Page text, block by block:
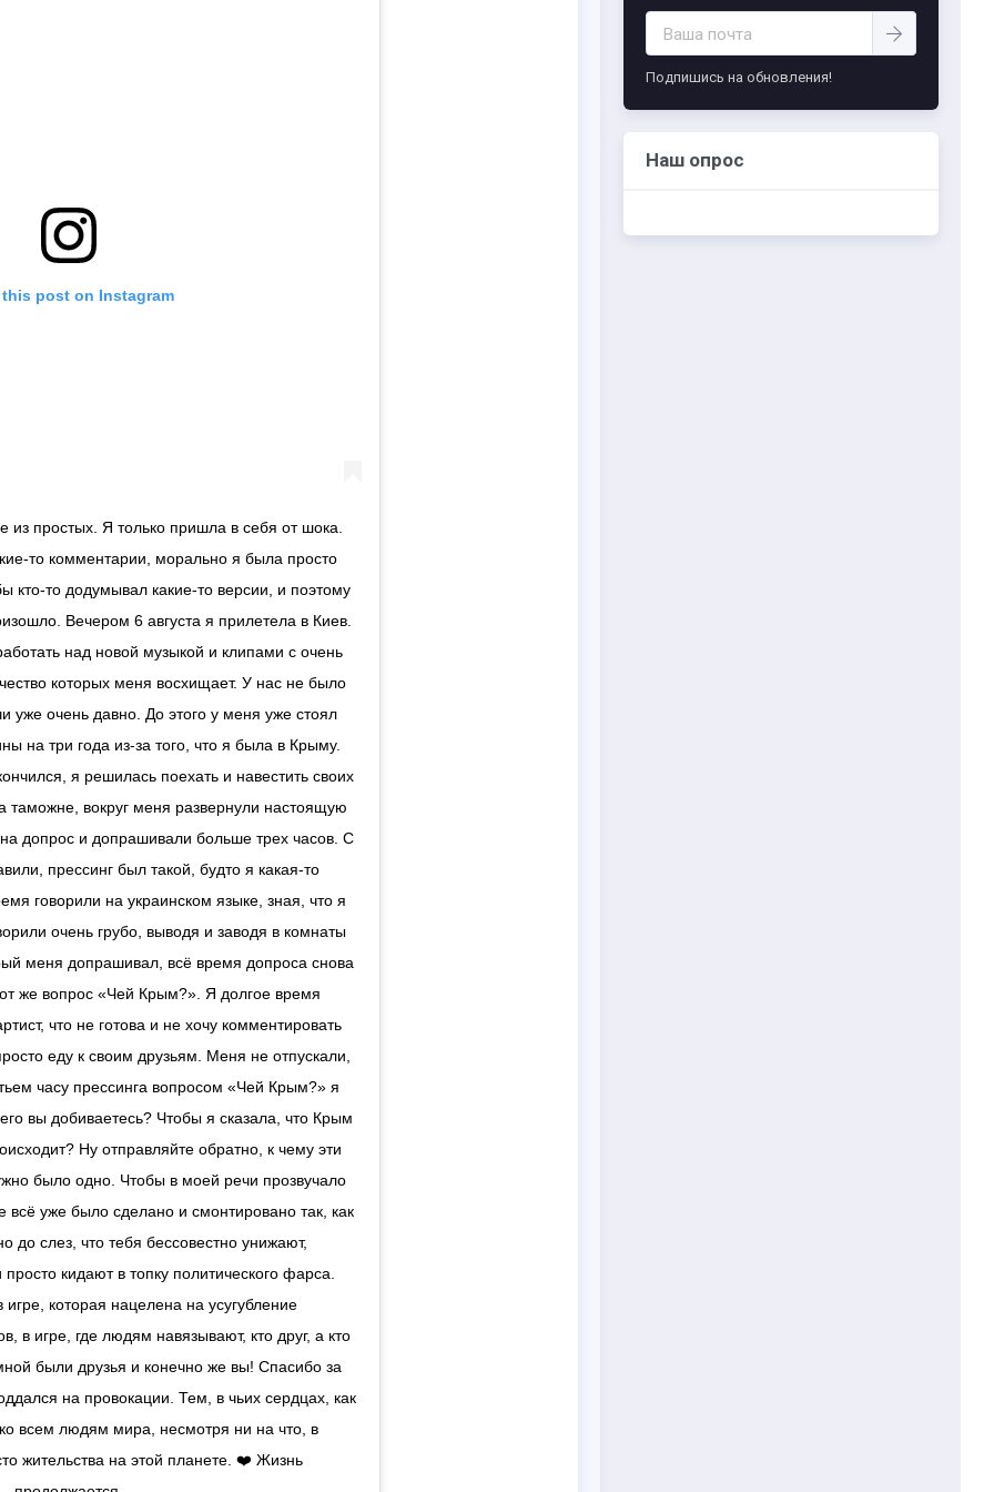
this post on Instagram
то комментарии, морально я была просто
кто-то додумывал какие-то версии, и поэтому
Вечером 6 августа я прилетела в Киев.
над новой музыкой и клипами с очень
которых меня восхищает. У нас не было
уже очень давно. До этого у меня уже стоял
на три года из-за того, что я была в Крыму.
я решилась поехать и навестить своих
таможне, вокруг меня развернули настоящую
допрос и допрашивали больше трех часов. С
прессинг был такой, будто я какая-то
говорили на украинском языке, зная, что я
очень грубо, выводя и заводя в комнаты
меня допрашивал, всё время допроса снова
же вопрос «Чей Крым?». Я долгое время
что не готова и не хочу комментировать
еду к своим друзьям. Меня не отпускали,
часу прессинга вопросом «Чей Крым?» я
вы добиваетесь? Чтобы я сказала, что Крым
Ну отправляйте обратно, к чему эти
было одно. Чтобы в моей речи прозвучало
всё уже было сделано и смонтировано так, как
до слез, что тебя бессовестно унижают,
кидают в топку политического фарса.
которая нацелена на усугубление
в игре, где людям навязывают, кто друг, а кто
были друзья и конечно же вы! Спасибо за
на провокации. Тем, в чьих сердцах, как
всем людям мира, несмотря ни на что, в
жительства на этой планете. ❤️ Жизнь
-- Самое большое богатство — это ум. Самая
большая нищета — глупость. Из всех страхов
самый пугающий — самолюбование.
советом, это пропустить его мимо ушей. Он
Подпишись на обновления!
Наш опрос